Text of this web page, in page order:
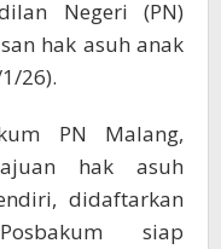
Negeri (PN)
hak asuh anak
26).
PN Malang,
hak asuh
didaftarkan
siap